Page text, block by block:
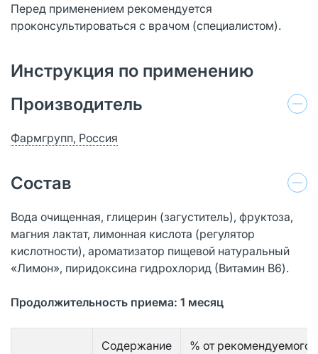
Перед применением рекомендуется
проконсультироваться с врачом (специалистом).
Инструкция по применению
Производитель
Фармгрупп, Россия
Состав
Вода очищенная, глицерин (загуститель), фруктоза,
магния лактат, лимонная кислота (регулятор
кислотности), ароматизатор пищевой натуральный
«Лимон», пиридоксина гидрохлорид (Витамин B6).
Продолжительность приема: 1 месяц
Содержание
% от рекомендуемого